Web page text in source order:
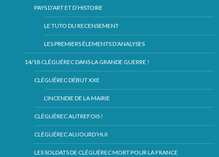
PAYS D’ART ET D’HISTOIRE
LE TUTO DU RECENSEMENT
LES PREMIERS ÉLEMENTS D’ANALYSES
14/18 CLÉGUÉREC DANS LA GRANDE GUERRE !
CLÉGUÉREC DÉBUT XXE
L’INCENDIE DE LA MAIRIE
CLÉGUÉREC AUTREFOIS !
CLÉGUÉREC AUJOURD’HUI
LES SOLDATS DE CLÉGUÉREC MORT POUR LA FRANCE